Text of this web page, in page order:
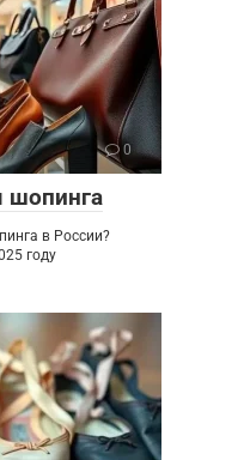
0
шопинга
в России?
году